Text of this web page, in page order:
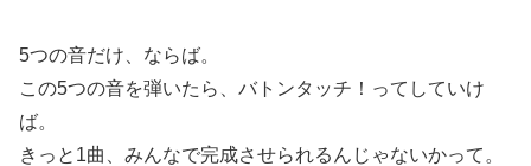
5つの音だけ、ならば。
この5つの音を弾いたら、バトンタッチ！ってしていけ
ば。
きっと1曲、みんなで完成させられるんじゃないかって。